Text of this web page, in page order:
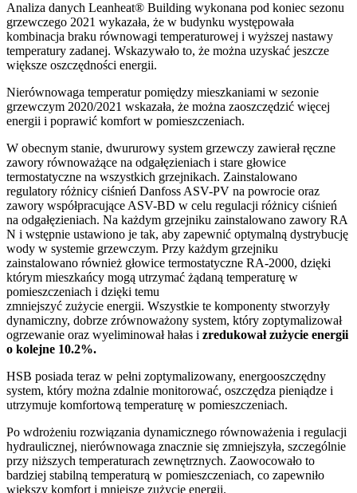
Analiza danych Leanheat® Building wykonana pod koniec sezonu
grzewczego 2021 wykazała, że w budynku występowała
kombinacja braku równowagi temperaturowej i wyższej nastawy
temperatury zadanej. Wskazywało to, że można uzyskać jeszcze
większe oszczędności energii.
Nierównowaga temperatur pomiędzy mieszkaniami w sezonie
grzewczym 2020/2021 wskazała, że można zaoszczędzić więcej
energii i poprawić komfort w pomieszczeniach.
W obecnym stanie, dwururowy system grzewczy zawierał ręczne
zawory równoważące na odgałęzieniach i stare głowice
termostatyczne na wszystkich grzejnikach. Zainstalowano
regulatory różnicy ciśnień Danfoss ASV-PV na powrocie oraz
zawory współpracujące ASV-BD w celu regulacji różnicy ciśnień
na odgałęzieniach. Na każdym grzejniku zainstalowano zawory RA
N i wstępnie ustawiono je tak, aby zapewnić optymalną dystrybucję
wody w systemie grzewczym. Przy każdym grzejniku
zainstalowano również głowice termostatyczne RA-2000, dzięki
którym mieszkańcy mogą utrzymać żądaną temperaturę w
pomieszczeniach i dzięki temu
zmniejszyć zużycie energii. Wszystkie te komponenty stworzyły
dynamiczny, dobrze zrównoważony system, który zoptymalizował
ogrzewanie oraz wyeliminował hałas i zredukował zużycie energii
o kolejne 10.2%.
HSB posiada teraz w pełni zoptymalizowany, energooszczędny
system, który można zdalnie monitorować, oszczędza pieniądze i
utrzymuje komfortową temperaturę w pomieszczeniach.
Po wdrożeniu rozwiązania dynamicznego równoważenia i regulacji
hydraulicznej, nierównowaga znacznie się zmniejszyła, szczególnie
przy niższych temperaturach zewnętrznych. Zaowocowało to
bardziej stabilną temperaturą w pomieszczeniach, co zapewniło
większy komfort i mniejsze zużycie energii.